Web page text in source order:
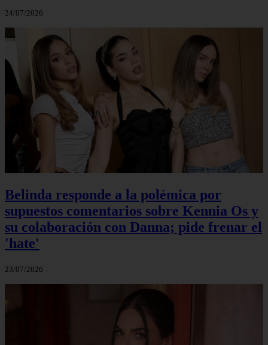
24/07/2026
Belinda responde a la polémica por
supuestos comentarios sobre Kennia Os y
su colaboración con Danna; pide frenar el
'hate'
23/07/2026